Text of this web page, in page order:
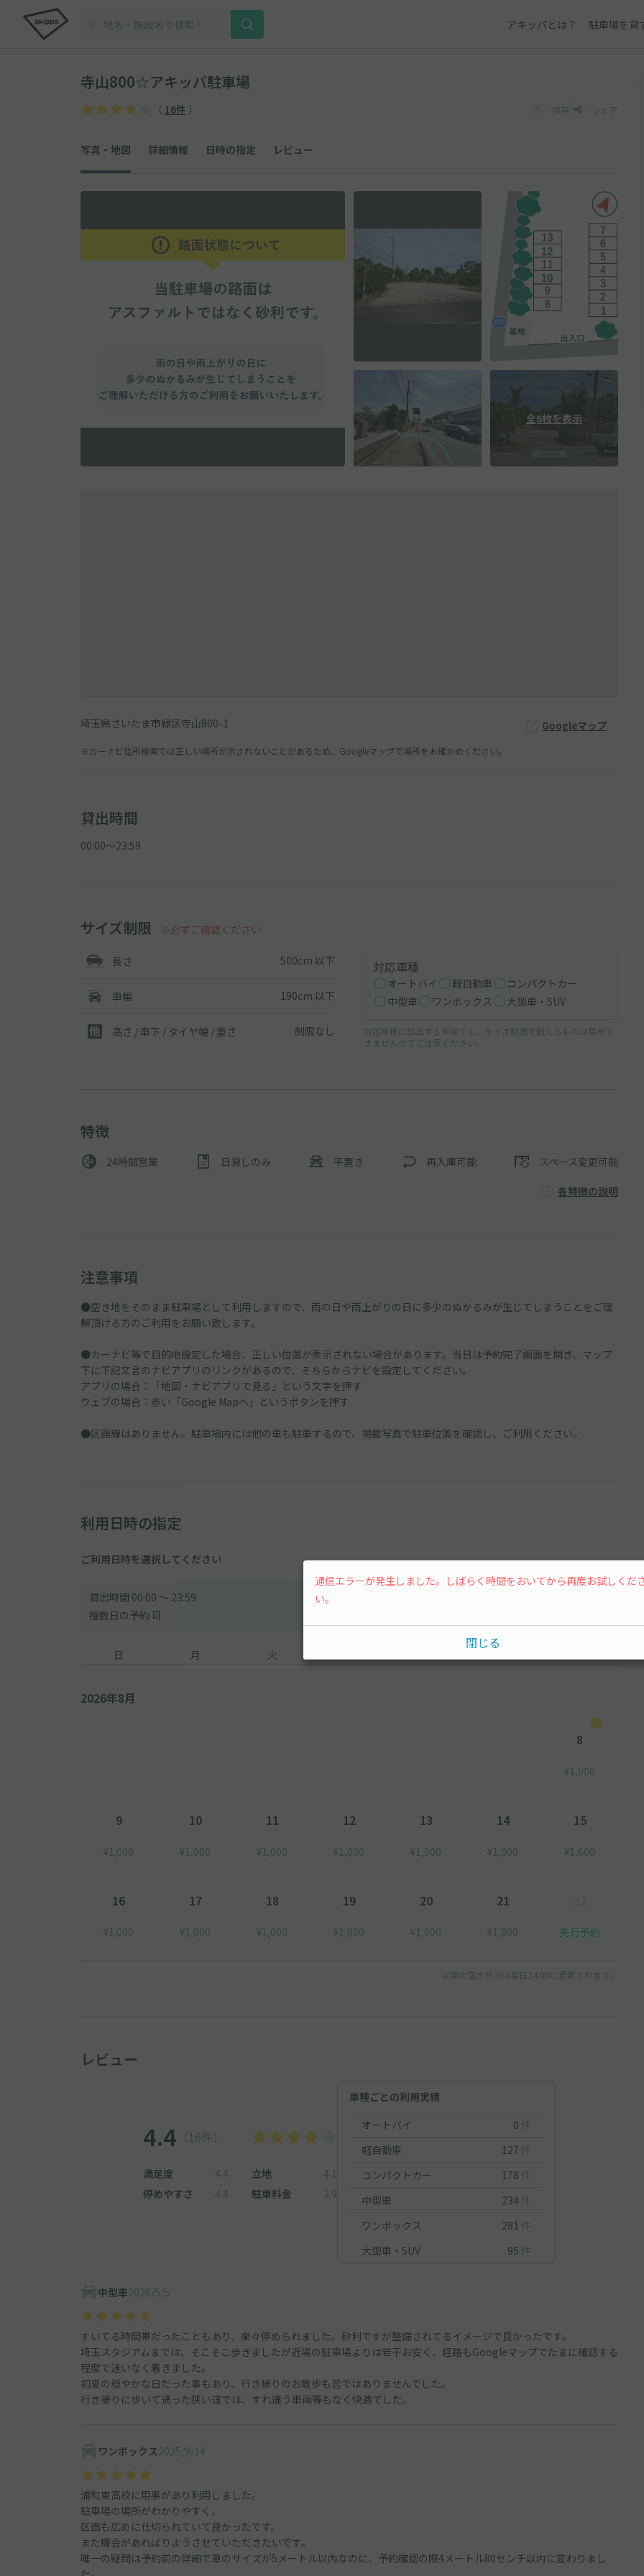
アキッパとは？ 駐車場を貸
寺山800☆アキッパ駐車場
（ 16件 ） 保存 シェア
写真・地図 詳細情報 日時の指定 レビュー
全6枚を表示
埼玉県さいたま市緑区寺山800-1 Googleマップ
※カーナビ住所検索では正しい場所が示されないことがあるため、Googleマップで場所をお確かめください。
貸出時間
00:00〜23:59
サイズ制限 ※必ずご確認ください
長さ 500cm 以下
車幅 190cm 以下
高さ / 車下 / タイヤ幅 / 重さ 制限なし
対応車種
オートバイ 軽自動車
コンパクトカー
中型車
ワンボックス 大型車・SUV
対応車種に該当する車両でも、サイズ制限を超えるものは駐車で
きませんのでご注意ください。
特徴
24時間営業 日貸しのみ 平置き 再入庫可能 スペース変更可能
各特徴の説明
注意事項
●空き地をそのまま駐車場として利用しますので、雨の日や雨上がりの日に多少のぬかるみが生じてしまうことをご理
解頂ける方のご利用をお願い致します。
●カーナビ等で目的地設定した場合、正しい位置が表示されない場合があります。当日は予約完了画面を開き、マップ
下に下記文言のナビアプリのリンクがあるので、そちらからナビを設定してください。
アプリの場合：「地図・ナビアプリで見る」という文字を押す
ウェブの場合：赤い「Google Mapへ」というボタンを押す
●区画線はありません。駐車場内には他の車も駐車するので、掲載写真で駐車位置を確認し、ご利用ください。
利用日時の指定
ご利用日時を選択してください
貸出時間 00:00 〜 23:59
複数日の予約 可
日 月 火
2026年8月
8
¥1,000
9
¥1,000
10
¥1,000
11
¥1,000
12
¥1,000
13
¥1,000
14
¥1,000
15
¥1,600
16
¥1,000
17
¥1,000
18
¥1,000
19
¥1,000
20
¥1,000
21
¥1,000 先行予約
以降の空き状況は毎日24:00に更新されます。
レビュー
4.4 （16件）
満足度 4.4 立地
4.1
停めやすさ
4.4 駐車料金 3.9
車種ごとの利用実績
オートバイ
0 件
軽自動車
127 件
コンパクトカー
178 件
中型車
234 件
ワンボックス
281 件
大型車・SUV
95 件
中型車2026/5/5
すいてる時間帯だったこともあり、楽々停められました。砂利ですが整備されてるイメージで良かったです。
埼玉スタジアムまでは、そこそこ歩きましたが近場の駐車場よりは若干お安く、経路もGoogleマップでたまに確認する
程度で迷いなく着きました。
初夏の穏やかな日だった事もあり、行き帰りのお散歩も苦ではありませんでした。
行き帰りに歩いて通った狭い道では、すれ違う車両等もなく快適でした。
ワンボックス 2025/9/14
浦和東高校に用事があり利用しました。
駐車場の場所がわかりやすく、
区画も広めに仕切られていて良かったです。
また機会があればりようさせていただきたいです。
唯一の疑問は予約前の詳細で車のサイズが5メートル以内なのに、予約確認の際4メートル80センチ以内に変わりまし
通信エラーが発生しました。しばらく時間をおいてから再度お試しくだ
い。
閉じる